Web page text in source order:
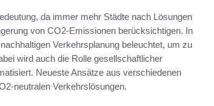
da immer mehr Städte nach Lösungen
von CO2-Emissionen berücksichtigen. In
Verkehrsplanung beleuchtet, um zu
wird auch die Rolle gesellschaftlicher
Neueste Ansätze aus verschiedenen
neutralen Verkehrslösungen.